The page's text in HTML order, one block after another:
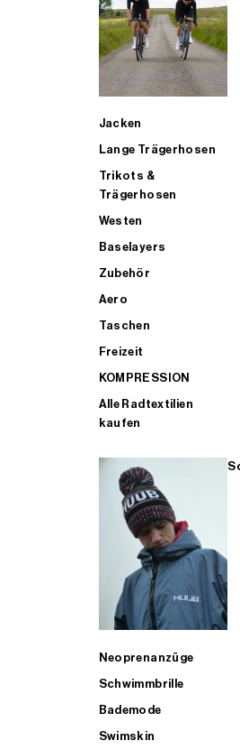
Jacken
Lange Trägerhosen
Trikots &
Trägerhosen
Westen
Baselayers
Zubehör
Aero
Taschen
Freizeit
KOMPRESSION
Alle Radtextilien
kaufen
Neoprenanzüge
Schwimmbrille
Bademode
Swimskin
ALLE TRIATHLONARTIKEL